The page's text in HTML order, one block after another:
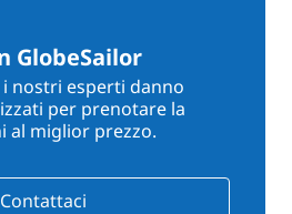
GlobeSailor
i nostri esperti danno
per prenotare la
al miglior prezzo.
Contattaci